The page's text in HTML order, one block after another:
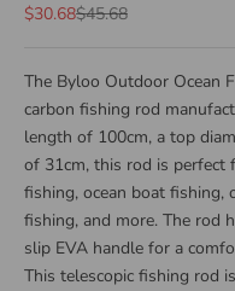
Sale price
$30.68Regular price
$45.68
The Byloo Outdoor Ocean
carbon fishing rod
length of 100cm, a top
of 31cm, this rod is perfect
fishing, ocean boat fishing,
fishing, and more. The rod
slip EVA handle for a
This telescopic fishing rod